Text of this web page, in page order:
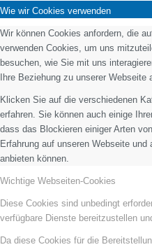
Wie wir Cookies verwenden
Wir können Cookies anfordern, die
verwenden Cookies, um uns
besuchen, wie Sie mit uns
Ihre Beziehung zu unserer Webseite
Klicken Sie auf die verschiedenen
erfahren. Sie können auch einige
dass das Blockieren einiger Arten
Erfahrung auf unseren Webseite
anbieten können.
Wichtige Webseiten-Cookies
Diese Cookies sind unbedingt
verfügbare Dienste bereitzustellen
Da diese Cookies für die